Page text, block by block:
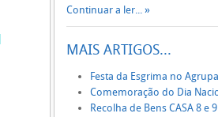
Continuar a ler...
MAIS ARTIGOS...
Festa da Esgrima no
Comemoração do Dia
Recolha de Bens CASA 8 e